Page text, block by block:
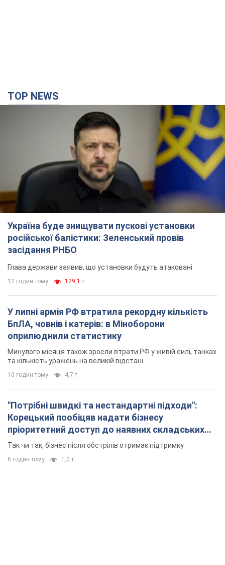
TOP NEWS
Україна буде знищувати пускові установки
російської балістики: Зеленський провів
засідання РНБО
Глава держави заявив, що установки будуть атаковані
12 годин тому 129,1 т.
У липні армія РФ втратила рекордну кількість
БпЛА, човнів і катерів: в Міноборони
оприлюднили статистику
Минулого місяця також зросли втрати РФ у живій силі, танках
та кількість уражень на великій відстані
10 годин тому 4,7 т.
"Потрібні швидкі та нестандартні підходи":
Корецький пообіцяв надати бізнесу
пріоритетний доступ до наявних складських
приміщень
Так чи так, бізнес після обстрілів отримає підтримку
6 годин тому 1,0 т.